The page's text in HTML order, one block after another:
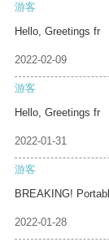
游客
Hello, Greetings fr
2022-02-09
游客
Hello, Greetings fr
2022-01-31
游客
BREAKING!
2022-01-28